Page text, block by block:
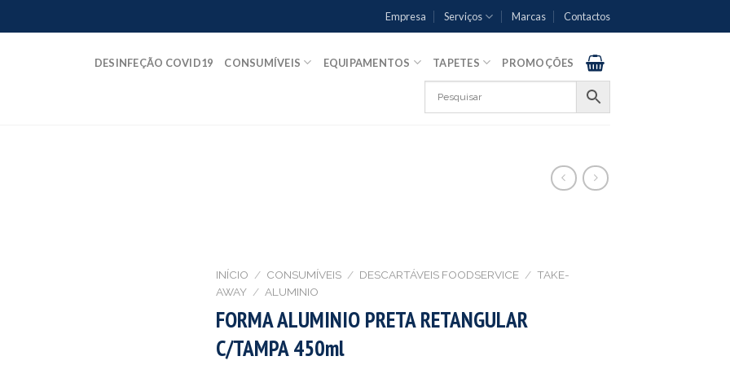
Empresa Serviços Marcas Contactos
DESINFEÇÃO COVID19 CONSUMÍVEIS EQUIPAMENTOS TAPETES PROMOÇÕES
INÍCIO / CONSUMÍVEIS / DESCARTÁVEIS FOODSERVICE / TAKE-
AWAY / ALUMINIO
FORMA ALUMINIO PRETA RETANGULAR
C/TAMPA 450ml